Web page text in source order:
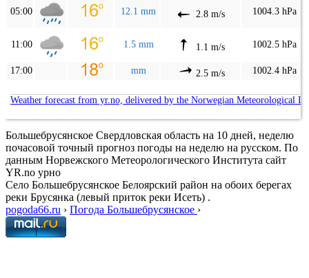
05:00 12.1 mm 2.8 m/s 1004.3 hPa
11:00 1.5 mm 1.1 m/s 1002.5 hPa
17:00 mm 2.5 m/s 1002.4 hPa
Weather forecast from yr.no, delivered by the Norwegian Meteorological
Большебрусянское Свердловская область на 10 дней, неделю
почасовой точный прогноз погоды на неделю на русском. По
данным Норвежского Метеорологического Института сайт
YR.no урно
Село Большебрусянское Белоярский район на обоих берегах
реки Брусянка (левый приток реки Исеть) .
pogoda66.ru › Погода Большебрусянское ›